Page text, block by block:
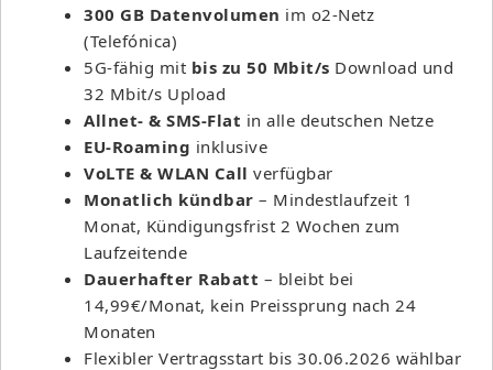
300 GB Datenvolumen im o2-Netz
(Telefónica)
5G-fähig mit bis zu 50 Mbit/s Download und
32 Mbit/s Upload
Allnet- & SMS-Flat in alle deutschen Netze
EU-Roaming inklusive
VoLTE & WLAN Call verfügbar
Monatlich kündbar – Mindestlaufzeit 1
Monat, Kündigungsfrist 2 Wochen zum
Laufzeitende
Dauerhafter Rabatt – bleibt bei
14,99€/Monat, kein Preissprung nach 24
Monaten
Flexibler Vertragsstart bis 30.06.2026 wählbar